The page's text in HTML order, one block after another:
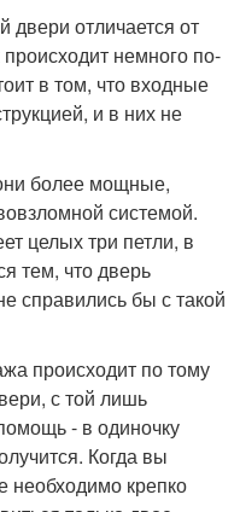
двери отличается от
немного по-
в том, что входные
и в них не
более мощные,
системой.
целых три петли, в
тем, что дверь
справились бы с такой
происходит по тому
с той лишь
- в одиночку
Когда вы
необходимо крепко